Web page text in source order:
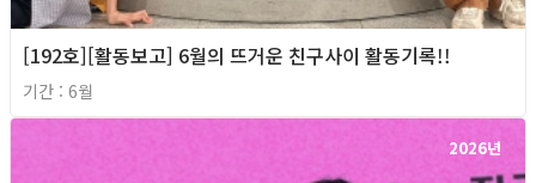
[192호][활동보고] 6월의 뜨거운 친구사이 활동기록!!
기간 : 6월
2026년